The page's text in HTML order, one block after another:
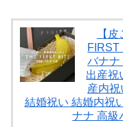
【
FIRST
バナナ
出産祝
産内祝
結婚祝い 結婚内祝
ナナ 高級